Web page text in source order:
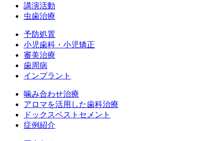
講演活動
虫歯治療
予防処置
小児歯科・小児矯正
審美治療
歯周病
インプラント
噛み合わせ治療
アロマを活用した歯科治療
ドックスベストセメント
症例紹介